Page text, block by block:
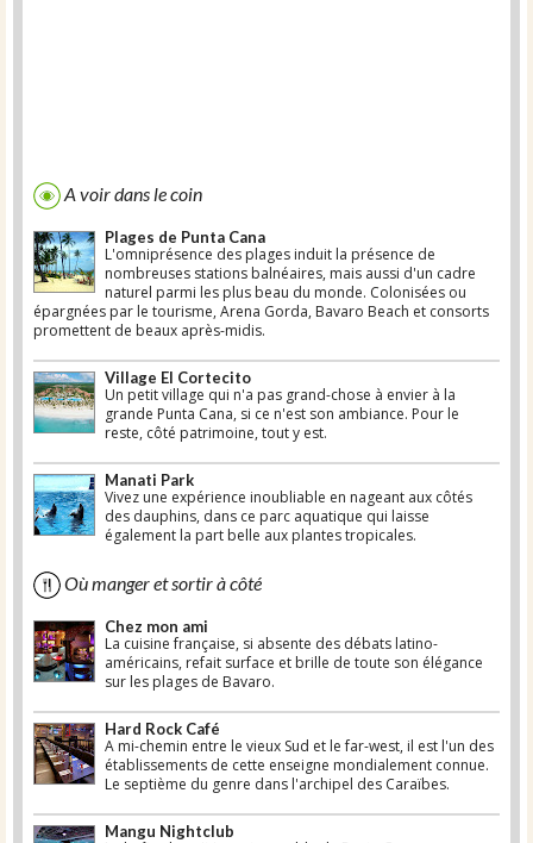
A voir dans le coin
Plages de Punta Cana
L'omniprésence des plages induit la présence de
nombreuses stations balnéaires, mais aussi d'un cadre
naturel parmi les plus beau du monde. Colonisées ou
épargnées par le tourisme, Arena Gorda, Bavaro Beach et consorts
promettent de beaux après-midis.
Village El Cortecito
Un petit village qui n'a pas grand-chose à envier à la
grande Punta Cana, si ce n'est son ambiance. Pour le
reste, côté patrimoine, tout y est.
Manati Park
Vivez une expérience inoubliable en nageant aux côtés
des dauphins, dans ce parc aquatique qui laisse
également la part belle aux plantes tropicales.
Où manger et sortir à côté
Chez mon ami
La cuisine française, si absente des débats latino-
américains, refait surface et brille de toute son élégance
sur les plages de Bavaro.
Hard Rock Café
A mi-chemin entre le vieux Sud et le far-west, il est l'un des
établissements de cette enseigne mondialement connue.
Le septième du genre dans l'archipel des Caraïbes.
Mangu Nightclub